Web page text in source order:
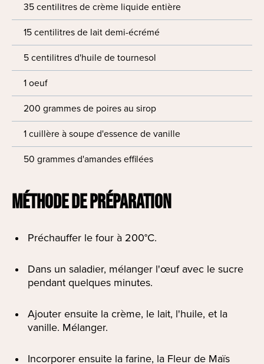
35 centilitres de crème liquide entière
15 centilitres de lait demi-écrémé
5 centilitres d'huile de tournesol
1 oeuf
200 grammes de poires au sirop
1 cuillère à soupe d'essence de vanille
50 grammes d'amandes effilées
MÉTHODE DE PRÉPARATION
Préchauffer le four à 200°C.
Dans un saladier, mélanger l'œuf avec le sucre
pendant quelques minutes.
Ajouter ensuite la crème, le lait, l'huile, et la
vanille. Mélanger.
Incorporer ensuite la farine, la Fleur de Maïs